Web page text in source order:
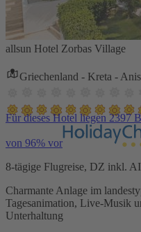
allsun Hotel Zorbas Village
Griechenland - Kreta -
Für dieses Hotel liegen 2397
von 96% vor
8-tägige Flugreise, DZ inkl. AI
Charmante Anlage im
Tagesanimation, Live-Musik
Unterhaltung